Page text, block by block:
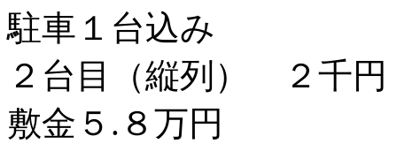
駐車１台込み
２台目（縦列） ２千円
敷金５.８万円